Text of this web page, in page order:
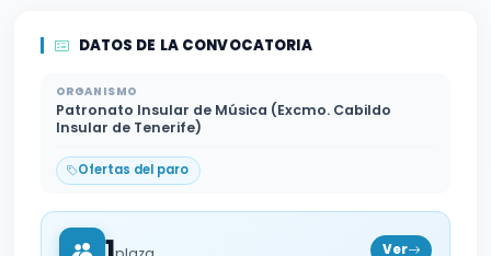
DATOS DE LA CONVOCATORIA
ORGANISMO
Patronato Insular de Música (Excmo. Cabildo
Insular de Tenerife)
Ofertas del paro
Ver